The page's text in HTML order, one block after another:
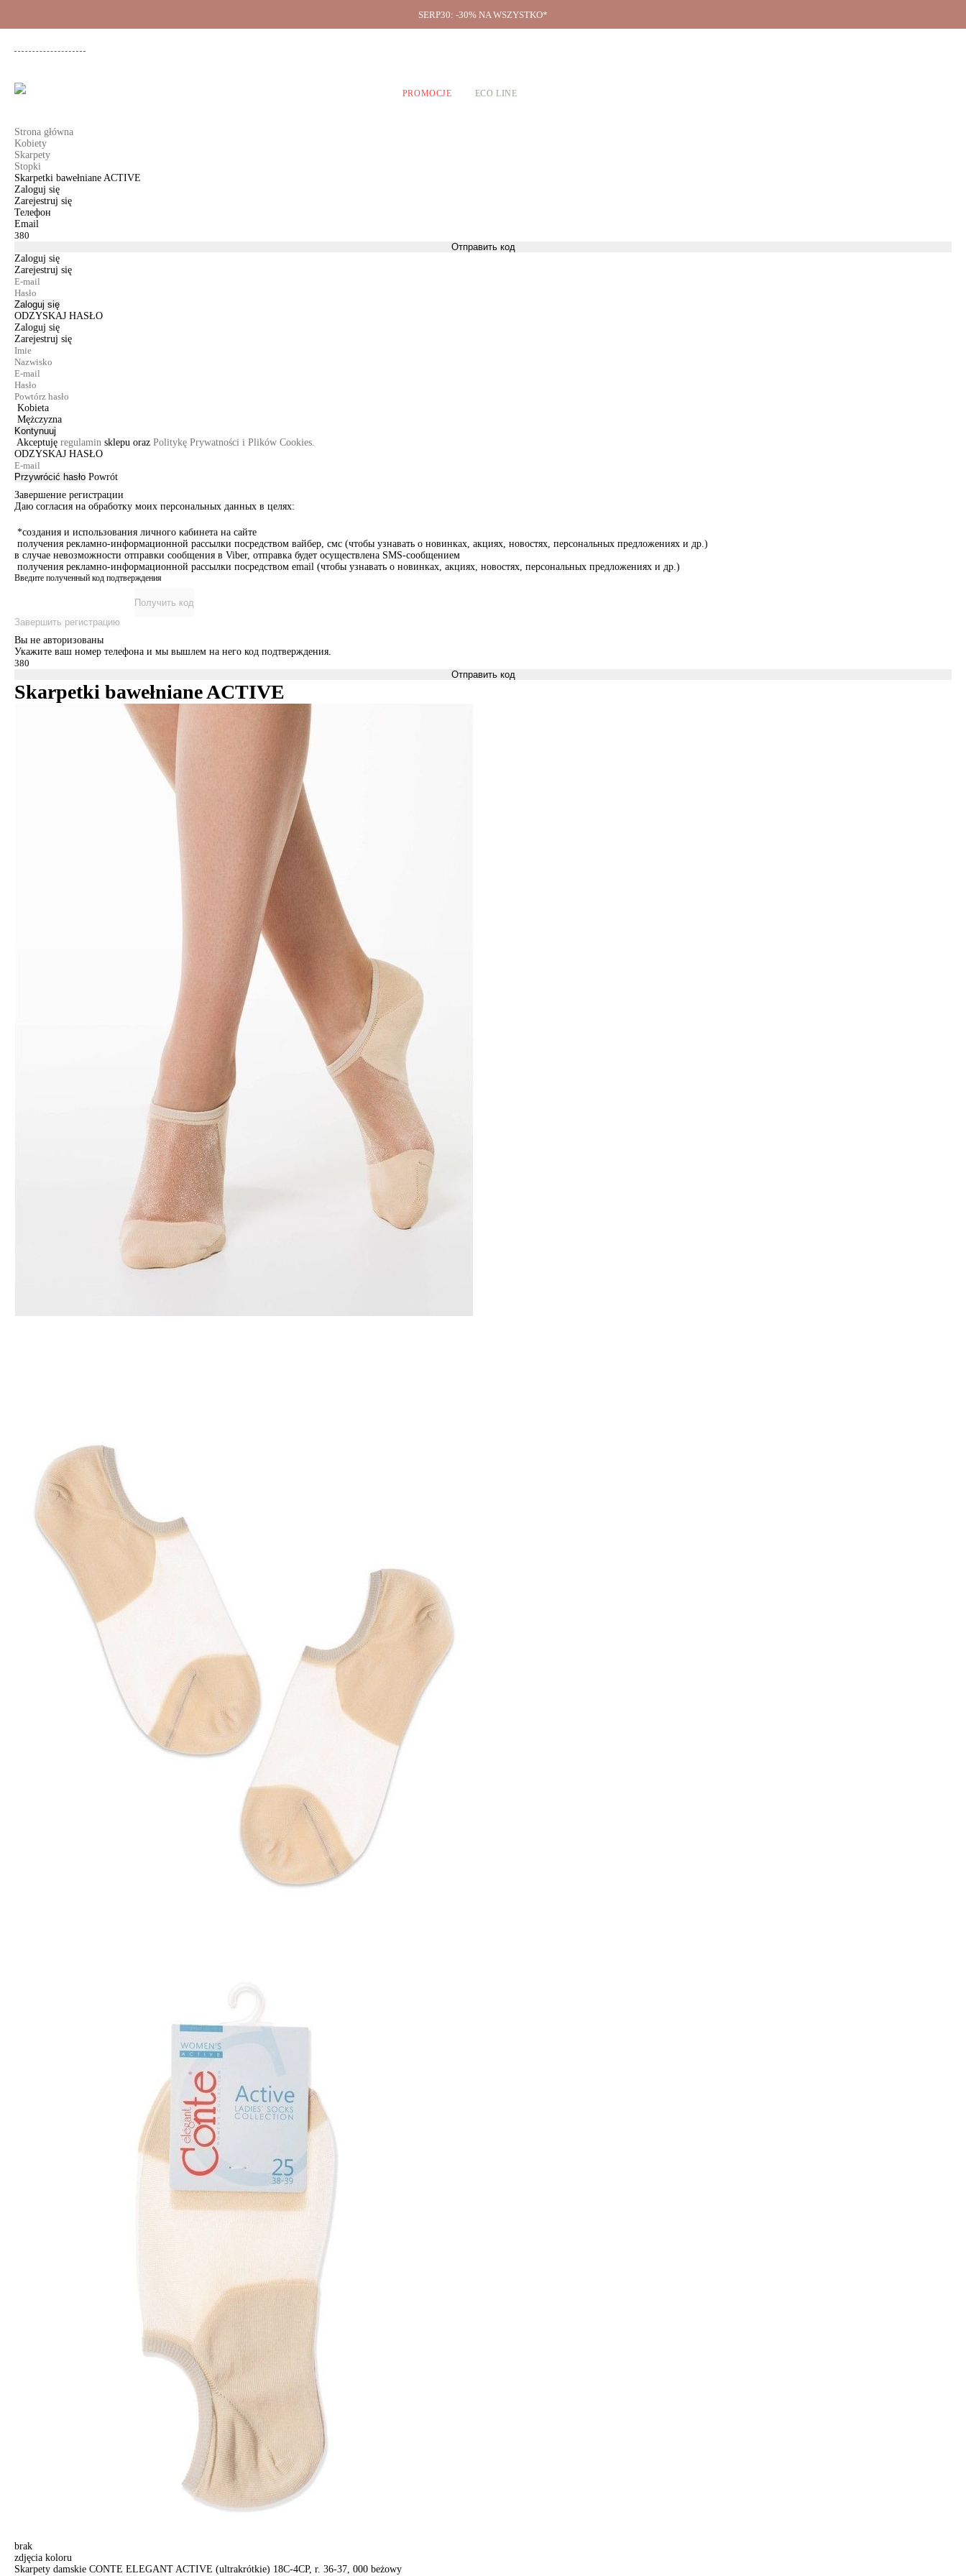
SERP30: -30% NA WSZYSTKO*
PROMOCJE ECO LINE
Strona główna
Kobiety
Skarpety
Stopki
Skarpetki bawełniane ACTIVE
Zaloguj się
Zarejestruj się
Телефон
Email
Отправить код
Zaloguj się
Zarejestruj się
Zaloguj się
ODZYSKAJ HASŁO
Zaloguj się
Zarejestruj się
Kobieta
Mężczyzna
Kontynuuj
Akceptuję regulamin sklepu oraz Politykę Prywatności i Plików Cookies.
ODZYSKAJ HASŁO
Przywrócić hasło Powrót
Завершение регистрации
Даю согласия на обработку моих персональных данных в целях:
*создания и использования личного кабинета на сайте
получения рекламно-информационной рассылки посредством вайбер, смс (чтобы узнавать о новинках, акциях, новостях, персональных предложениях и др.)
в случае невозможности отправки сообщения в Viber, отправка будет осуществлена SMS-сообщением
получения рекламно-информационной рассылки посредством email (чтобы узнавать о новинках, акциях, новостях, персональных предложениях и др.)
Введите полученный код подтверждения
Получить код
Завершить регистрацию
Вы не авторизованы
Укажите ваш номер телефона и мы вышлем на него код подтверждения.
Отправить код
Skarpetki bawełniane ACTIVE
brak
zdjęcia koloru
Skarpety damskie CONTE ELEGANT ACTIVE (ultrakrótkie) 18С-4СP, r. 36-37, 000 beżowy